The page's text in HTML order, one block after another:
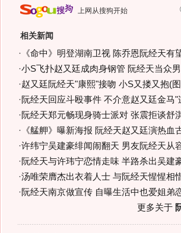
上网从搜狗开始
相关新闻
· 《命中》明登湖南卫视 陈乔恩阮经天有
·小S飞扑赵又廷成肉身钢管 阮经天当众
·赵又廷阮经天"康熙"接吻 小S又搂又抱(
·阮经天回应斗殴事件 不介意赵又廷金马"
·阮经天郑元畅现身骑士派对 张震拒谈舒
· 《艋舺》曝新海报 阮经天赵又廷演热血
·许纬宁吴建豪绯闻闹翻天 男友阮经天从
·阮经天与许玮宁恋情走味 半路杀出吴建
·汤唯荣膺杰出衣着人士 与阮经天惺惺相
·阮经天南京做宣传 自曝生活中也爱姐弟
更多关于